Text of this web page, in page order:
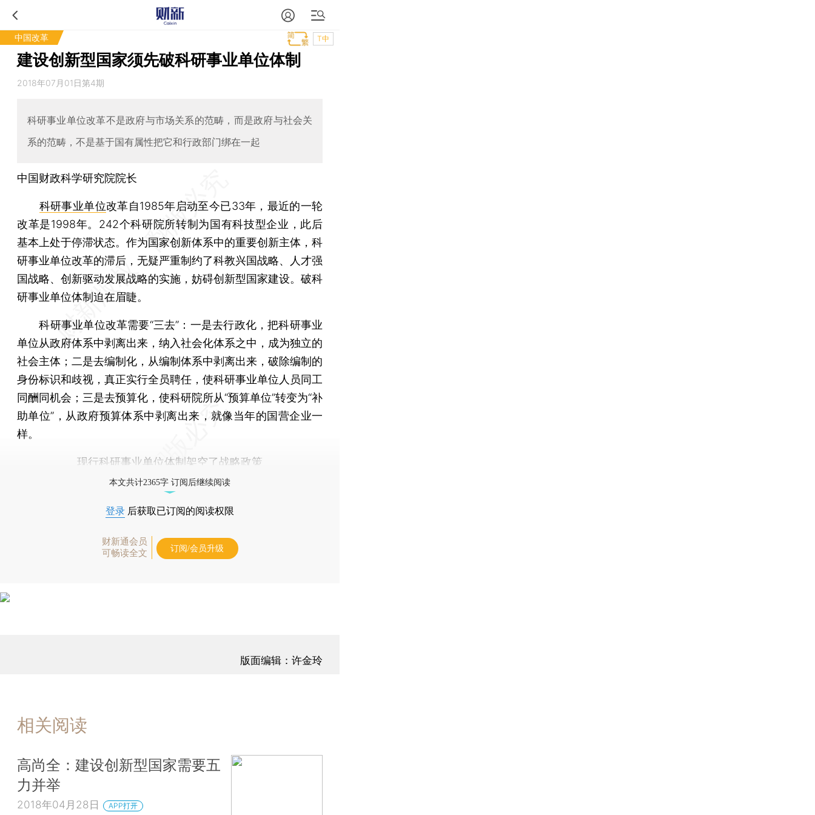
中国改革 T中
建设创新型国家须先破科研事业单位体制
2018年07月01日第4期
科研事业单位改革不是政府与市场关系的范畴，而是政府与社会关
系的范畴，不是基于国有属性把它和行政部门绑在一起
中国财政科学研究院院长
科研事业单位改革自1985年启动至今已33年，最近的一轮
改革是1998年。242个科研院所转制为国有科技型企业，此后
基本上处于停滞状态。作为国家创新体系中的重要创新主体，科
研事业单位改革的滞后，无疑严重制约了科教兴国战略、人才强
国战略、创新驱动发展战略的实施，妨碍创新型国家建设。破科
研事业单位体制迫在眉睫。
科研事业单位改革需要“三去”：一是去行政化，把科研事业
单位从政府体系中剥离出来，纳入社会化体系之中，成为独立的
社会主体；二是去编制化，从编制体系中剥离出来，破除编制的
身份标识和歧视，真正实行全员聘任，使科研事业单位人员同工
同酬同机会；三是去预算化，使科研院所从“预算单位”转变为“补
助单位”，从政府预算体系中剥离出来，就像当年的国营企业一
样。
现行科研事业单位体制架空了战略政策
本文共计2365字 订阅后继续阅读
登录 后获取已订阅的阅读权限
财新通会员
可畅读全文
订阅/会员升级
版面编辑：许金玲
相关阅读
高尚全：建设创新型国家需要五
力并举
2018年04月28日 APP打开